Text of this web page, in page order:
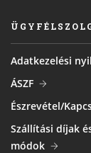
Adatkezelési
ÁSZF
Észrevétel/
Szállítási díjak
módok